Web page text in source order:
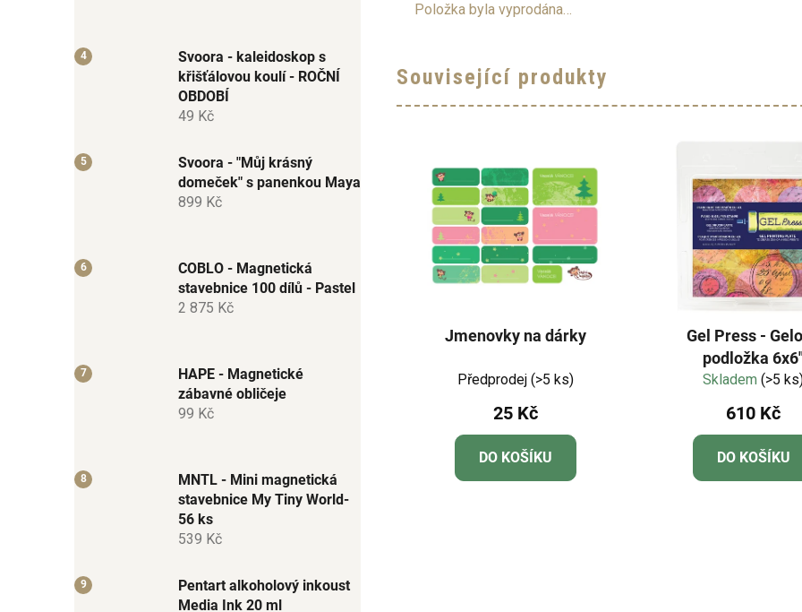
Svoora - kaleidoskop s
křišťálovou koulí - ROČNÍ
OBDOBÍ
49 Kč
Svoora - "Můj krásný
domeček" s panenkou Maya
899 Kč
COBLO - Magnetická
stavebnice 100 dílů - Pastel
2 875 Kč
HAPE - Magnetické
zábavné obličeje
99 Kč
MNTL - Mini magnetická
stavebnice My Tiny World-
56 ks
539 Kč
Pentart alkoholový inkoust
Media Ink 20 ml
Položka byla vyprodána…
Související produkty
Jmenovky na dárky
Předprodej (>5 ks)
25 Kč
DO KOŠÍKU
Gel Press -
podložka
Skladem(>5
610 Kč
DO KOŠÍKU